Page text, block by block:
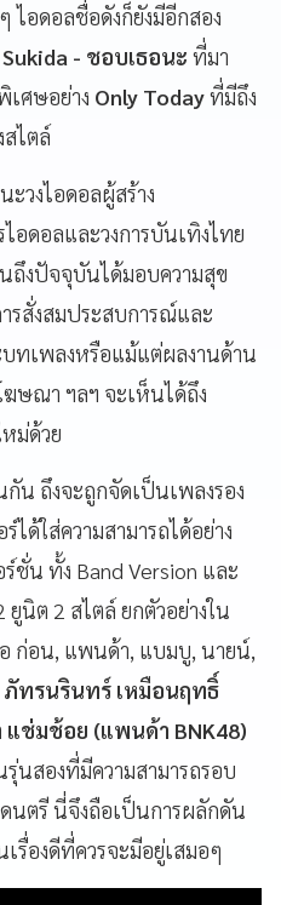
ไอดอลชื่อดังก็ยังมีอีกสอง
- ชอบเธอนะ ที่มา
เศษอย่าง Only Todayที่มีถึง
สไตล์
ะวงไอดอลผู้สร้าง
อดอลและวงการบันเทิงไทย
ถึงปัจจุบันได้มอบความสุข
รสั่งสมประสบการณ์และ
ทเพลงหรือแม้แต่ผลงานด้าน
ษณา ฯลฯ จะเห็นได้ถึง
ม่ด้วย
กัน ถึงจะถูกจัดเป็นเพลงรอง
ได้ใส่ความสามารถได้อย่าง
ร์ชั่น ทั้ง Band Version และ
ยูนิต 2 สไตล์ ยกตัวอย่างใน
ก่อน, แพนด้า, แบมบู, นายน์,
ภัทรนรินทร์ เหมือนฤทธิ์
แช่มช้อย (แพนด้า BNK48)
รุ่นสองที่มีความสามารถรอบ
นตรี นี่จึงถือเป็นการผลักดัน
รื่องดีที่ควรจะมีอยู่เสมอๆ